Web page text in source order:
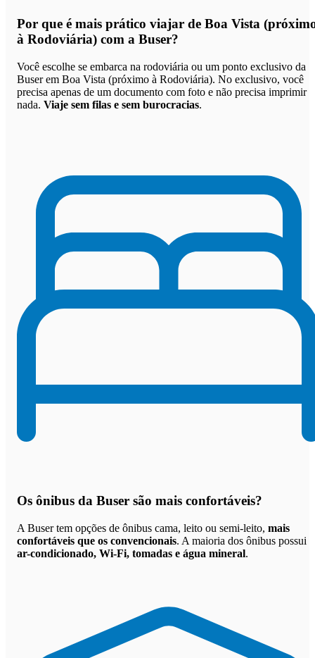
Por que é mais prático viajar de Boa Vista
à Rodoviária) com a Buser?
Você escolhe se embarca na rodoviária ou um ponto exclusivo da
Buser em Boa Vista (próximo à Rodoviária). No exclusivo, você
precisa apenas de um documento com foto e não precisa imprimir
nada. Viaje sem filas e sem burocracias.
Os ônibus da Buser são mais confortáveis?
A Buser tem opções de ônibus cama, leito ou semi-leito, mais
confortáveis que os convencionais. A maioria dos ônibus possui
ar-condicionado, Wi-Fi, tomadas e água mineral.